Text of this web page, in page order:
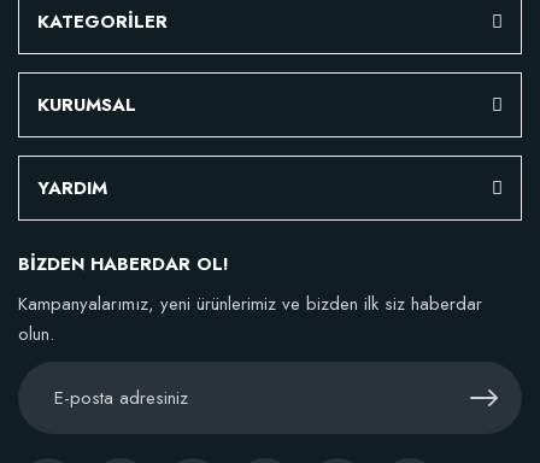
KATEGORİLER
KURUMSAL
YARDIM
BİZDEN HABERDAR OL!
Kampanyalarımız, yeni ürünlerimiz ve bizden ilk siz haberdar
olun.